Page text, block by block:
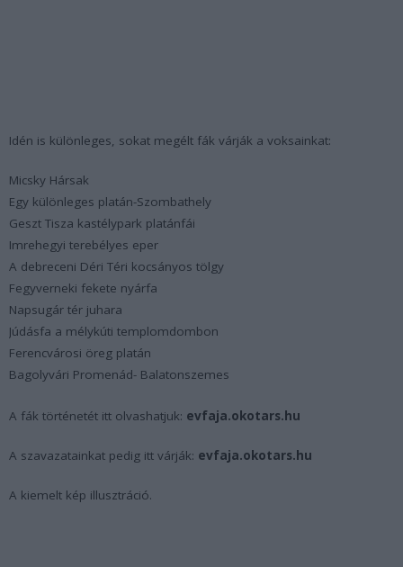
Idén is különleges, sokat megélt fák várják a voksainkat:
Micsky Hársak
Egy különleges platán-Szombathely
Geszt Tisza kastélypark platánfái
Imrehegyi terebélyes eper
A debreceni Déri Téri kocsányos tölgy
Fegyverneki fekete nyárfa
Napsugár tér juhara
Júdásfa a mélykúti templomdombon
Ferencvárosi öreg platán
Bagolyvári Promenád- Balatonszemes
A fák történetét itt olvashatjuk: evfaja.okotars.hu
A szavazatainkat pedig itt várják: evfaja.okotars.hu
A kiemelt kép illusztráció.